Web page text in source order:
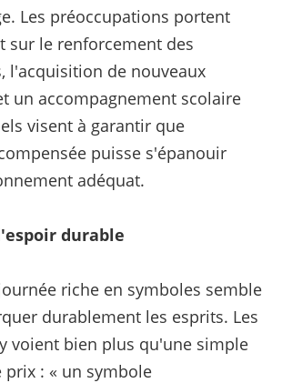
Les préoccupations portent
sur le renforcement des
l'acquisition de nouveaux
un accompagnement scolaire
visent à garantir que
puisse s'épanouir
adéquat.
durable
riche en symboles semble
durablement les esprits. Les
voient bien plus qu'une simple
: « un symbole